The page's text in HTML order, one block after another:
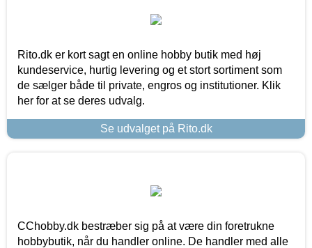
Rito.dk er kort sagt en online hobby butik med høj
kundeservice, hurtig levering og et stort sortiment som
de sælger både til private, engros og institutioner. Klik
her for at se deres udvalg.
Se udvalget på Rito.dk
CChobby.dk bestræber sig på at være din foretrukne
hobbybutik, når du handler online. De handler med alle